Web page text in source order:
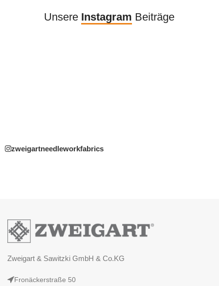
Unsere Instagram Beiträge
zweigartneedleworkfabrics
Zweigart & Sawitzki GmbH & Co.KG
Fronäckerstraße 50